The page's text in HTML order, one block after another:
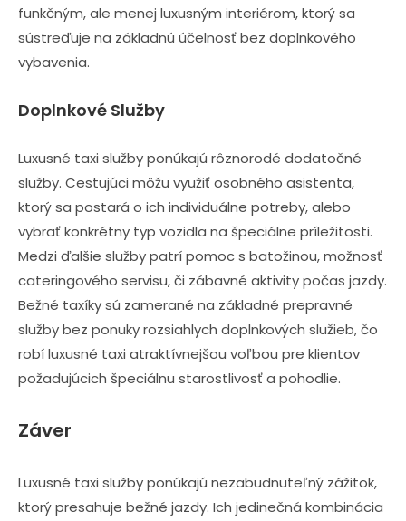
funkčným, ale menej luxusným interiérom, ktorý sa
sústreďuje na základnú účelnosť bez doplnkového
vybavenia.
Doplnkové Služby
Luxusné taxi služby ponúkajú rôznorodé dodatočné
služby. Cestujúci môžu využiť osobného asistenta,
ktorý sa postará o ich individuálne potreby, alebo
vybrať konkrétny typ vozidla na špeciálne príležitosti.
Medzi ďalšie služby patrí pomoc s batožinou, možnosť
cateringového servisu, či zábavné aktivity počas jazdy.
Bežné taxíky sú zamerané na základné prepravné
služby bez ponuky rozsiahlych doplnkových služieb, čo
robí luxusné taxi atraktívnejšou voľbou pre klientov
požadujúcich špeciálnu starostlivosť a pohodlie.
Záver
Luxusné taxi služby ponúkajú nezabudnuteľný zážitok,
ktorý presahuje bežné jazdy. Ich jedinečná kombinácia